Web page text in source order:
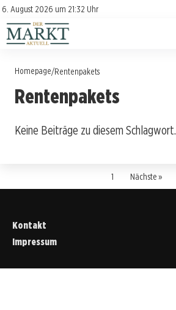
6. August 2026 um 21:32 Uhr
Kontakt
Impressum
Investition
Verbraucherschutz
Homepage/Rentenpakets
Rentenpakets
Keine Beiträge zu diesem Schlagwort.
1 Nächste »
Kontakt
Impressum